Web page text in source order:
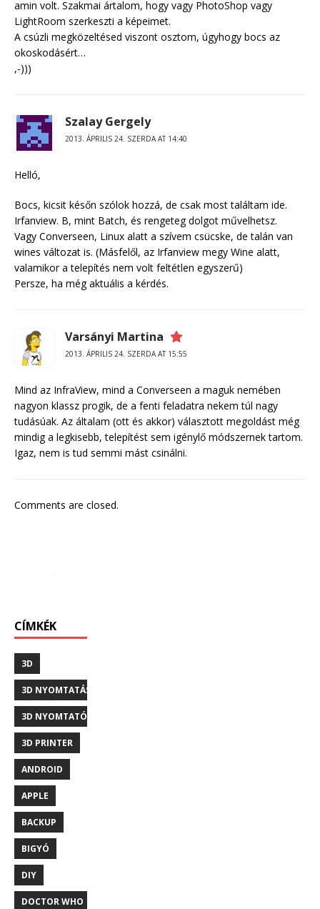
amin volt. Szakmai ártalom, hogy vagy PhotoShop vagy
LightRoom szerkeszti a képeimet.
A csúzli megközeltésed viszont osztom, úgyhogy bocs az
okoskodásért…
,-)))
Szalay Gergely
2013. ÁPRILIS 24. SZERDA AT 14:40
Helló,
Bocs, kicsit későn szólok hozzá, de csak most találtam ide.
Irfanview. B, mint Batch, és rengeteg dolgot művelhetsz.
Vagy Converseen, Linux alatt a szívem csücske, de talán van
wines változat is. (Másfelől, az Irfanview megy Wine alatt,
valamikor a telepítés nem volt feltétlen egyszerű)
Persze, ha még aktuális a kérdés.
Varsányi Martina
2013. ÁPRILIS 24. SZERDA AT 15:55
Mind az InfraView, mind a Converseen a maguk nemében
nagyon klassz progik, de a fenti feladatra nekem túl nagy
tudásúak. Az általam (ott és akkor) választott megoldást még
mindig a legkisebb, telepítést sem igénylő módszernek tartom.
Igaz, nem is tud semmi mást csinálni.
Comments are closed.
CÍMKÉK
3D
3D NYOMTATÁS
3D NYOMTATÓ
3D PRINTER
ANDROID
APPLE
BACKUP
BIGYÓ
DIY
DOCTOR WHO